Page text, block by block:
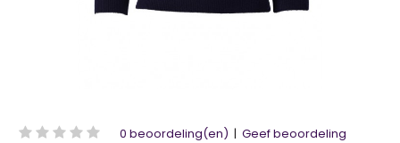
0 beoordeling(en) | Geef beoordeling